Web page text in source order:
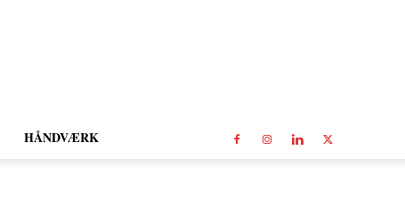
HÅNDVÆRK